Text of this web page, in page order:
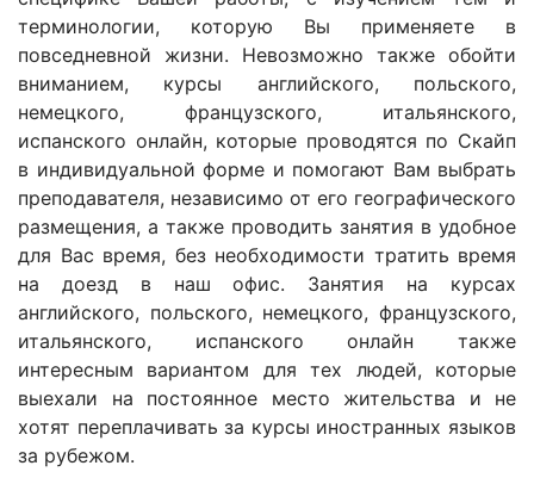
терминологии, которую Вы применяете в
повседневной жизни. Невозможно также обойти
вниманием, курсы английского, польского,
немецкого, французского, итальянского,
испанского онлайн, которые проводятся по Скайп
в индивидуальной форме и помогают Вам выбрать
преподавателя, независимо от его географического
размещения, а также проводить занятия в удобное
для Вас время, без необходимости тратить время
на доезд в наш офис. Занятия на курсах
английского, польского, немецкого, французского,
итальянского, испанского онлайн также
интересным вариантом для тех людей, которые
выехали на постоянное место жительства и не
хотят переплачивать за курсы иностранных языков
за рубежом.